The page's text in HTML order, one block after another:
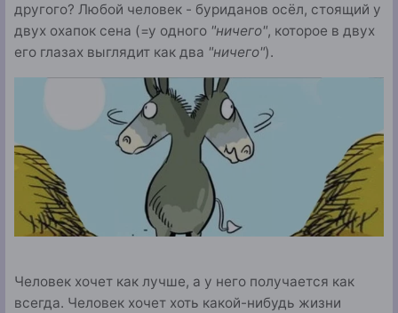
другого? Любой человек - буриданов осёл, стоящий у
двух охапок сена (=у одного "ничего", которое в двух
его глазах выглядит как два "ничего").
Человек хочет как лучше, а у него получается как
всегда. Человек хочет хоть какой-нибудь жизни